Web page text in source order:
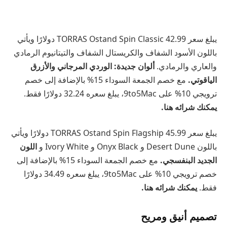
يبلغ سعر TORRAS Ostand Spin Classic 42.99 دولارًا ويأتي
باللون الأسود الشفاف والكريستال الشفاف والتيتانيوم الرمادي
والعاري والرمادي.ألوان جديدة: الوردي المرجاني والأزرق
الياقوتي.
مع خصم الجمعة السوداء 15% بالإضافة إلى خصم
ترويجي 10% على 9to5Mac، يبلغ سعره 32.24 دولارًا فقط.
يمكنك شرائه هنا.
يبلغ سعر TORRAS Ostand Spin Flagship 45.99 دولارًا ويأتي
باللون Desert Dune و Onyx Black و Ivory White و
اللون
الجديد البنفسجي.
مع خصم الجمعة السوداء 15% بالإضافة إلى
خصم ترويجي 10% على 9to5Mac، يبلغ سعره 34.49 دولارًا
فقط. يمكنك شرائه هنا.
تصميم أنيق ومريح